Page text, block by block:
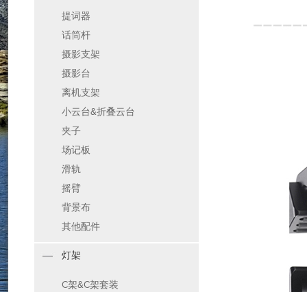
提词器
话筒杆
摄影支架
摄影台
离机支架
小云台&折叠云台
夹子
场记板
滑轨
摇臂
背景布
其他配件
灯架
C架&C架套装